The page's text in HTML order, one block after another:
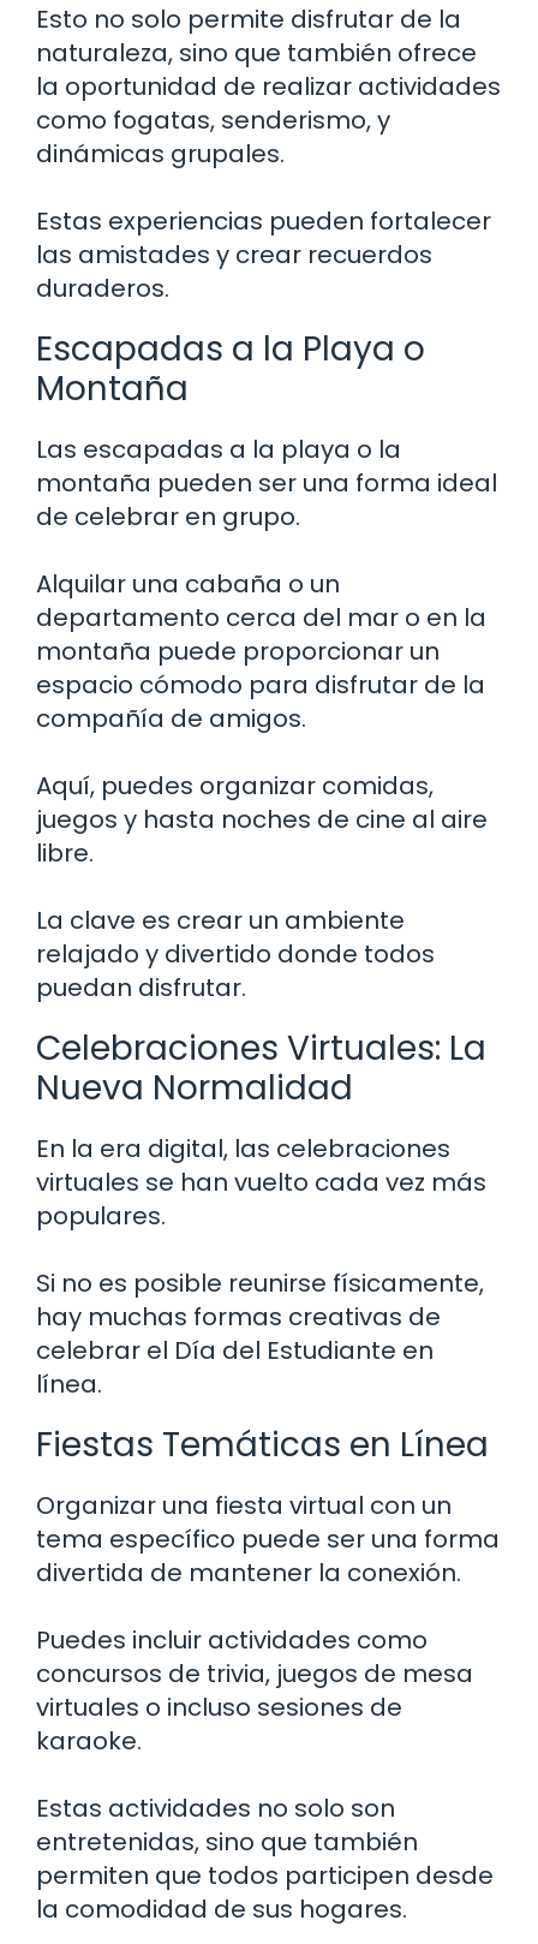
Esto no solo permite disfrutar de la
naturaleza, sino que también ofrece
la oportunidad de realizar actividades
como fogatas, senderismo, y
dinámicas grupales.
Estas experiencias pueden fortalecer
las amistades y crear recuerdos
duraderos.
Escapadas a la Playa o
Montaña
Las escapadas a la playa o la
montaña pueden ser una forma ideal
de celebrar en grupo.
Alquilar una cabaña o un
departamento cerca del mar o en la
montaña puede proporcionar un
espacio cómodo para disfrutar de la
compañía de amigos.
Aquí, puedes organizar comidas,
juegos y hasta noches de cine al aire
libre.
La clave es crear un ambiente
relajado y divertido donde todos
puedan disfrutar.
Celebraciones Virtuales: La
Nueva Normalidad
En la era digital, las celebraciones
virtuales se han vuelto cada vez más
populares.
Si no es posible reunirse físicamente,
hay muchas formas creativas de
celebrar el Día del Estudiante en
línea.
Fiestas Temáticas en Línea
Organizar una fiesta virtual con un
tema específico puede ser una forma
divertida de mantener la conexión.
Puedes incluir actividades como
concursos de trivia, juegos de mesa
virtuales o incluso sesiones de
karaoke.
Estas actividades no solo son
entretenidas, sino que también
permiten que todos participen desde
la comodidad de sus hogares.